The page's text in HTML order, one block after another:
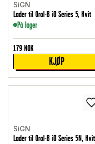
SiGN
Lader til Oral-B iO Series 5, Hvit
På lager
179 NOK
KJØP
SiGN
Lader til Oral-B iO Series 5N, Hvit